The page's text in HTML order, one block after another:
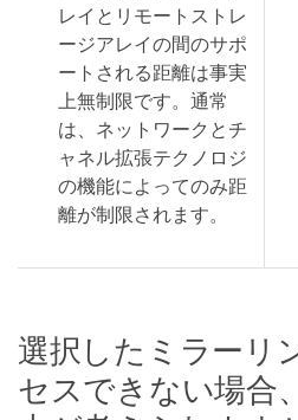
レイとリモートストレ
ージアレイの間のサポ
ートされる距離は事実
上無制限です。通常
は、ネットワークとチ
ャネル拡張テクノロジ
の機能によってのみ距
離が制限されます。
選択したミラーリ
セスできない場合